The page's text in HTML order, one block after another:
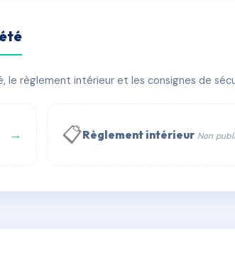
WhatsApp
règlement intérieur et les consignes de
→ 📋Règlement intérieur Non
AC6780605 🇫🇷